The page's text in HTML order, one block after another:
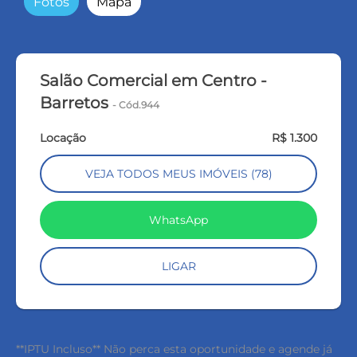
Salão Comercial em Centro -
Barretos- Cód.944
Locação R$ 1.300
VEJA TODOS MEUS IMÓVEIS (78)
WhatsApp
LIGAR
**IPTU Incluso** Não perca esta oportunidade e agende já